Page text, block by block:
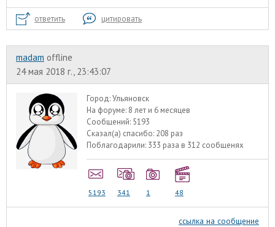
ответить цитировать
madam offline
24 мая 2018 г., 23:43:07
Город:Ульяновск
На форуме: 8 лет и 6 месяцев
Сообщений: 5193
Сказал(а) спасибо: 208 раз
Поблагодарили: 333 раза в 312 сообщенях
5193 341 1 48
ссылка на сообщение